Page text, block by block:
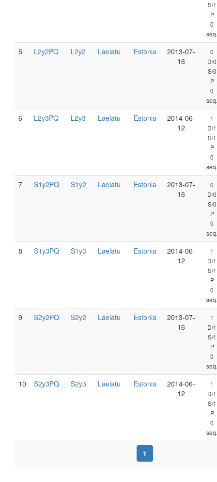
S/1
P
0
seq.
5 L2y2PQ L2y2 Laelatu Estonia
2013-07-
16
0
D/0
S/0
P
0
seq.
6 L2y3PQ L2y3 Laelatu Estonia
2014-06-
12
1
D/1
S/1
P
0
seq.
7 S1y2PQ S1y2 Laelatu Estonia
2013-07-
16
0
D/0
S/0
P
0
seq.
8 S1y3PQ S1y3 Laelatu Estonia
2014-06-
12
1
D/1
S/1
P
0
seq.
9 S2y2PQ S2y2 Laelatu Estonia
2013-07-
16
1
D/1
S/1
P
0
seq.
10 S2y3PQ S2y3 Laelatu Estonia
2014-06-
12
1
D/1
S/1
P
0
seq.
1